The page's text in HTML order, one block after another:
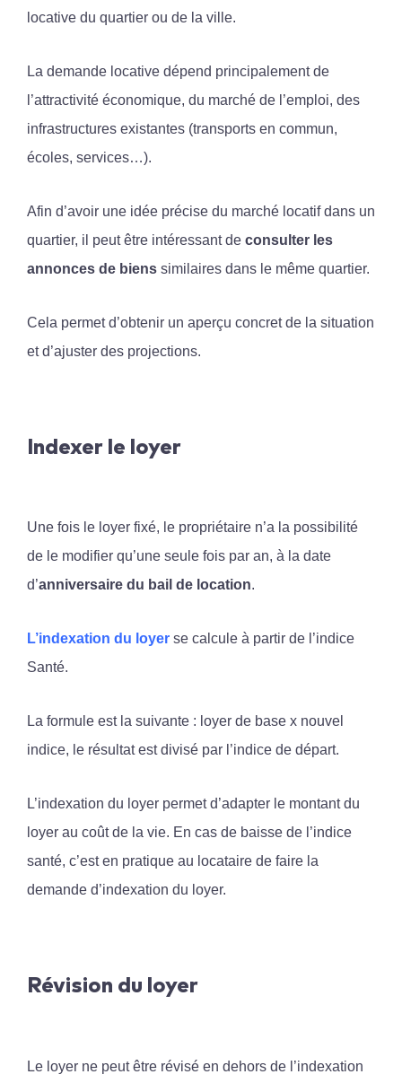
locative du quartier ou de la ville.
La demande locative dépend principalement de
l’attractivité économique, du marché de l’emploi, des
infrastructures existantes (transports en commun,
écoles, services…).
Afin d’avoir une idée précise du marché locatif dans un
quartier, il peut être intéressant de consulter les
annonces de biens similaires dans le même quartier.
Cela permet d’obtenir un aperçu concret de la situation
et d’ajuster des projections.
Indexer le loyer
Une fois le loyer fixé, le propriétaire n’a la possibilité
de le modifier qu’une seule fois par an, à la date
d’anniversaire du bail de location.
L’indexation du loyer se calcule à partir de l’indice
Santé.
La formule est la suivante : loyer de base x nouvel
indice, le résultat est divisé par l’indice de départ.
L’indexation du loyer permet d’adapter le montant du
loyer au coût de la vie. En cas de baisse de l’indice
santé, c’est en pratique au locataire de faire la
demande d’indexation du loyer.
Révision du loyer
Le loyer ne peut être révisé en dehors de l’indexation